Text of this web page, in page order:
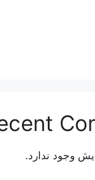
وجود ندارد.